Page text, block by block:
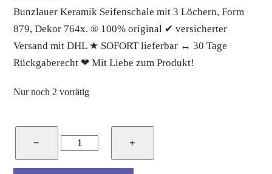
Bunzlauer Keramik Seifenschale mit 3 Löchern, Form
879, Dekor 764x. ® 100% original ✔ versicherter
Versand mit DHL ★ SOFORT lieferbar ↔ 30 Tage
Rückgaberecht ❤ Mit Liebe zum Produkt!
Nur noch 2 vorrätig
−
Bunzlauer
Keramik
Seifenschale
+